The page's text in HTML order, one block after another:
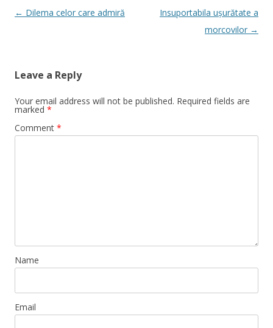
Post
← Dilema celor care admiră
Insuportabila ușurătate a
morcovilor →
Leave a Reply
Your email address will not be published. Required fields are
marked *
Comment *
Name
Email